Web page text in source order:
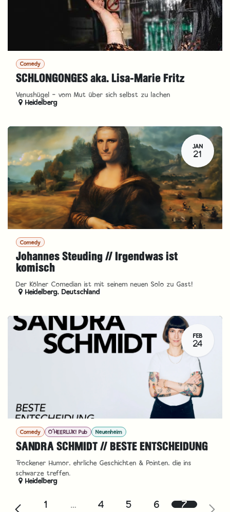
Comedy
SCHLONGONGES aka. Lisa-Marie Fritz
Venushügel - vom Mut über sich selbst zu lachen
Heidelberg
JAN
21
Comedy
Johannes Steuding // Irgendwas ist
komisch
Der Kölner Comedian ist mit seinem neuen Solo zu Gast!
Heidelberg, Deutschland
FEB
24
Comedy O´HEERLIJK! Pub Neuenheim
SANDRA SCHMIDT // BESTE ENTSCHEIDUNG
Trockener Humor, ehrliche Geschichten & Pointen, die ins
schwarze treffen.
Heidelberg
1 … 4 5 6 7